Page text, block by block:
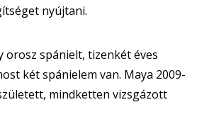
nyújtani.
orosz spánielt, tizenkét éves
két spánielem van. Maya 2009-
mindketten vizsgázott